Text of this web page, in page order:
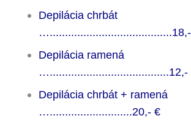
Depilácia chrbát
Depilácia ramená
….......................................12,-
Depilácia chrbát + ramená
…...........................20,- €